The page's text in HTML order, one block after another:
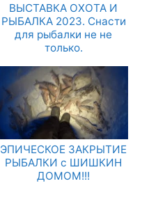
ВЫСТАВКА ОХОТА И
РЫБАЛКА 2023. Снасти
для рыбалки не не
только.
ЭПИЧЕСКОЕ ЗАКРЫТИЕ
РЫБАЛКИ с ШИШКИН
ДОМОМ!!!